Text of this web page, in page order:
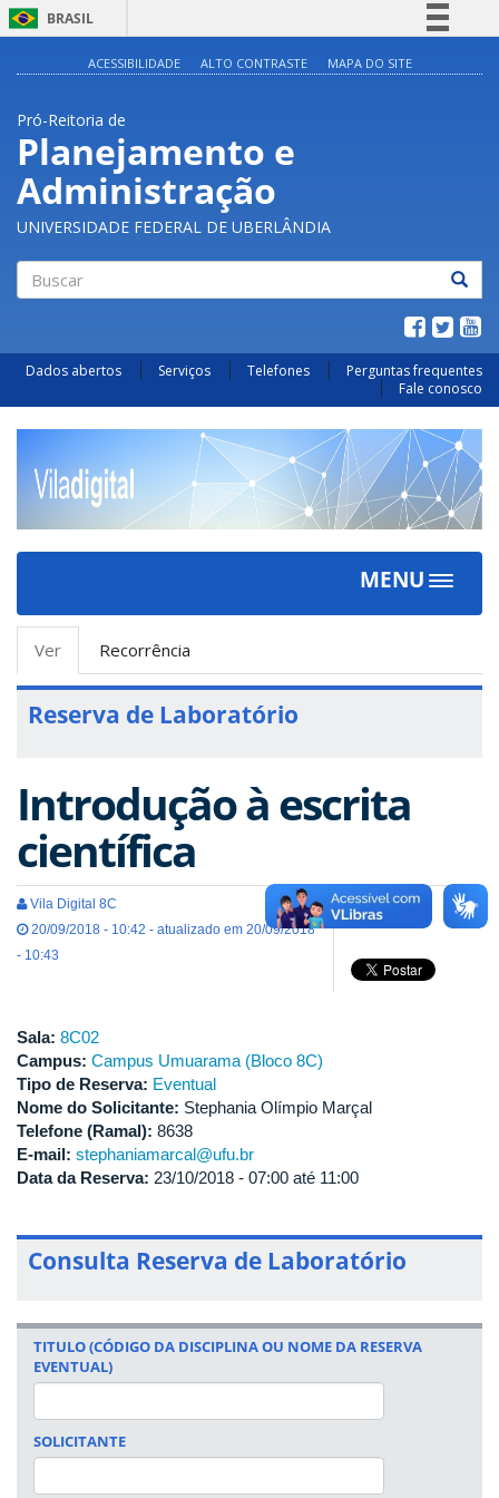
BRASIL
Acesso à informação
ACESSIBILIDADE ALTO CONTRASTE MAPA DO SITE
Pró-Reitoria de
Planejamento e
Administração
UNIVERSIDADE FEDERAL DE UBERLÂNDIA
Dados abertos Serviços Telefones
Perguntas frequentes
Fale conosco
MENU
Toggle
Abas
primárias
Ver
ativa)
Recorrência
Reserva de Laboratório
Introdução à escrita
científica
Vila Digital 8C
20/09/2018 - 10:42 - atualizado em 20/09/2018
- 10:43
Sala: 8C02
Campus: Campus Umuarama (Bloco 8C)
Tipo de Reserva: Eventual
Nome do Solicitante: Stephania Olímpio Marçal
Telefone (Ramal): 8638
E-mail: stephaniamarcal@ufu.br
Data da Reserva: 23/10/2018 - 07:00 até 11:00
Consulta Reserva de Laboratório
TITULO (CÓDIGO DA DISCIPLINA OU NOME DA RESERVA
EVENTUAL)
SOLICITANTE